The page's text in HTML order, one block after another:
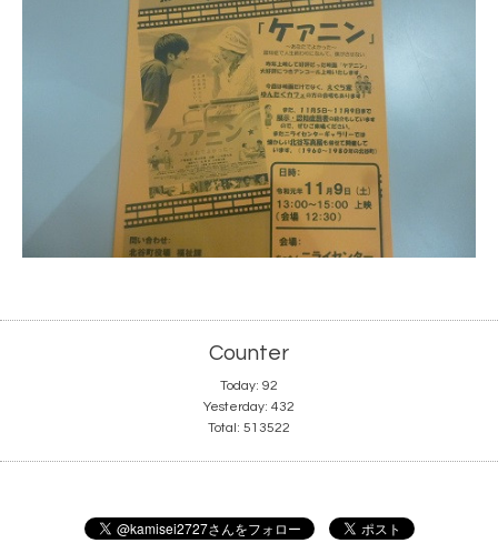
Counter
Today: 92
Yesterday: 432
Total: 513522